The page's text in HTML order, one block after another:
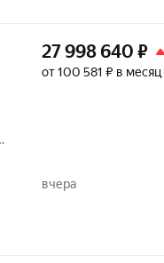
27 998 640 ₽
от 100 581 ₽ в месяц
вчера